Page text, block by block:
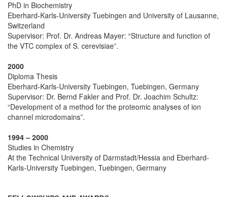
PhD in Biochemistry
Eberhard-Karls-University Tuebingen and University of Lausanne,
Switzerland
Supervisor: Prof. Dr. Andreas Mayer: “Structure and function of
the VTC complex of S. cerevisiae”.
2000
Diploma Thesis
Eberhard-Karls-University Tuebingen, Tuebingen, Germany
Supervisor: Dr. Bernd Fakler and Prof. Dr. Joachim Schultz:
“Development of a method for the proteomic analyses of ion
channel microdomains”.
1994 – 2000
Studies in Chemistry
At the Technical University of Darmstadt/Hessia and Eberhard-
Karls-University Tuebingen, Tuebingen, Germany